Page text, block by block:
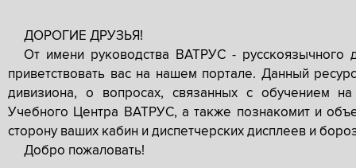
ДОРОГИЕ ДРУЗЬЯ!
От имени руководства ВАТРУС -
приветствовать вас на нашем портале. Данный
дивизиона, о вопросах, связанных с обучением
Учебного Центра ВАТРУС, а также познакомит и
сторону ваших кабин и диспетчерских дисплеев и
Добро пожаловать!